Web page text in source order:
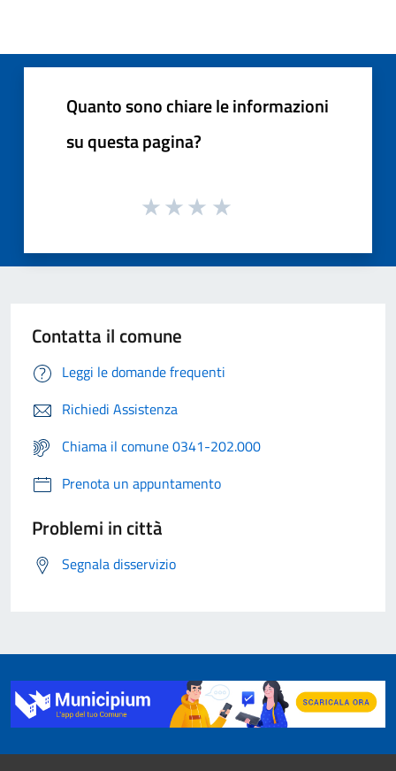
Quanto sono chiare le informazioni
su questa pagina?
Contatta il comune
Leggi le domande frequenti
Richiedi Assistenza
Chiama il comune 0341-202.000
Prenota un appuntamento
Problemi in città
Segnala disservizio